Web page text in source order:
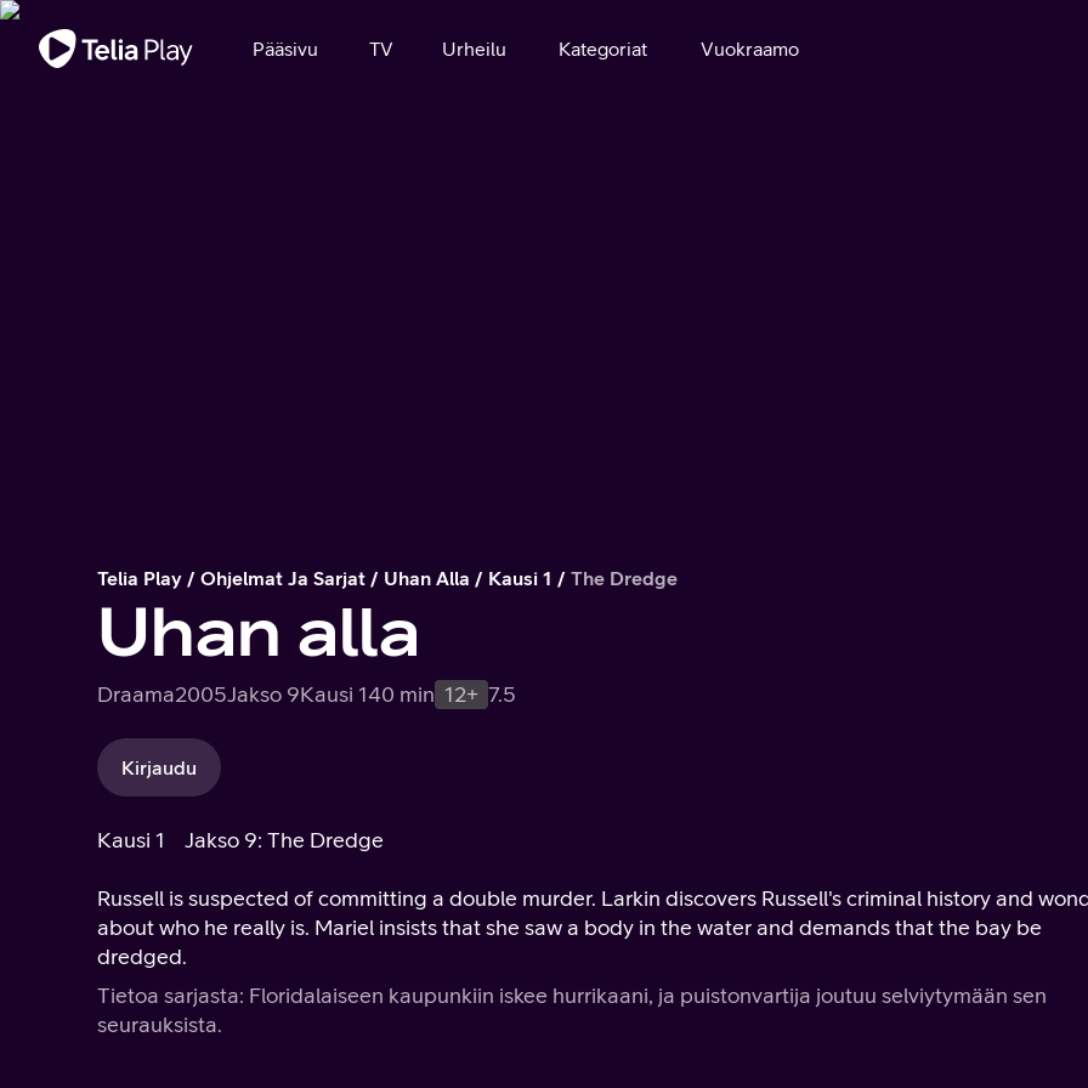
Tärkeä viesti
Pääsivu TV Urheilu Kategoriat Vuokraamo
Telia Play Ohjelmat Ja Sarjat Uhan Alla Kausi 1 The Dredge
Uhan alla
Draama2005Jakso 9Kausi 140 min 12+ 7.5
Kirjaudu
Kausi 1 Jakso 9: The Dredge
Russell is suspected of committing a double murder. Larkin discovers Russell's criminal history and
about who he really is. Mariel insists that she saw a body in the water and demands that the bay be
dredged.
Tietoa sarjasta: Floridalaiseen kaupunkiin iskee hurrikaani, ja puistonvartija joutuu selviytymään sen
seurauksista.